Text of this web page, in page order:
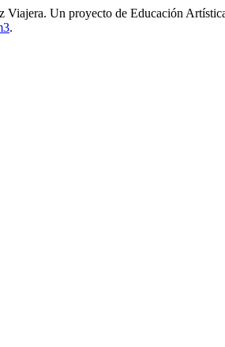
Viajera. Un proyecto de Educación
.